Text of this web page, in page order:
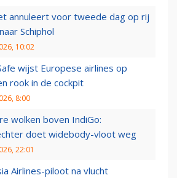
annuleert voor tweede dag op rij
Schiphol
10:02
wijst Europese airlines op
rook in de cockpit
8:00
wolken boven IndiGo:
doet widebody-vloot weg
22:01
Airlines-piloot na vlucht